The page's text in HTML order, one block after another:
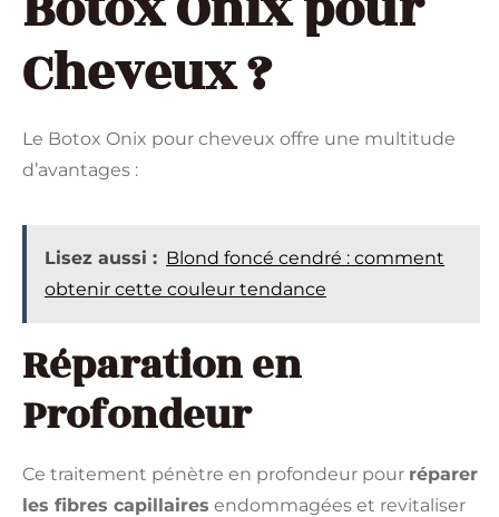
Cheveux ?
Le Botox Onix pour cheveux offre une multitude
d’avantages :
Lisez aussi : Blond foncé cendré : comment
obtenir cette couleur tendance
Réparation en
Profondeur
Ce traitement pénètre en profondeur pour réparer
les fibres capillaires endommagées et revitaliser